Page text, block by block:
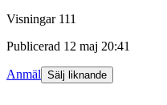
Visningar 111
Publicerad 12 maj 20:41
Anmäl Sälj liknande